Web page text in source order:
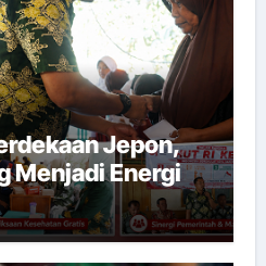
Jepon,
Menjadi Energi